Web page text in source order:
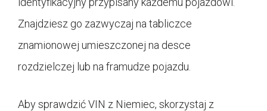
Znajdziesz go zazwyczaj na tabliczce
znamionowej umieszczonej na desce
rozdzielczej lub na framudze pojazdu.
Aby sprawdzić VIN z Niemiec, skorzystaj z